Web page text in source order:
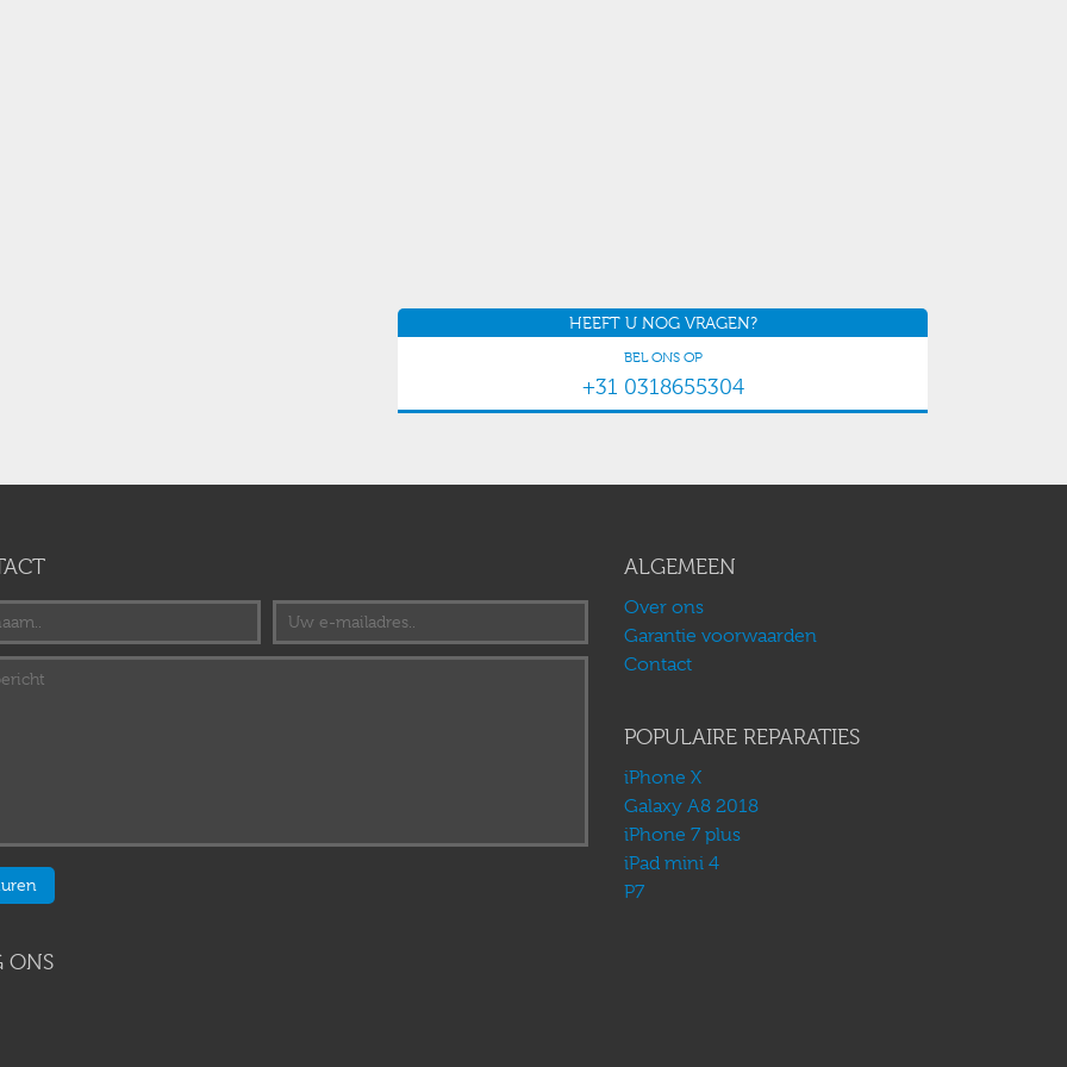
HEEFT U NOG VRAGEN?
BEL ONS OP
+31 0318655304
ONS
ALGEMEEN
Over ons
Garantie voorwaarden
Contact
POPULAIRE REPARATIES
iPhone X
Galaxy A8 2018
iPhone 7 plus
iPad mini 4
P7